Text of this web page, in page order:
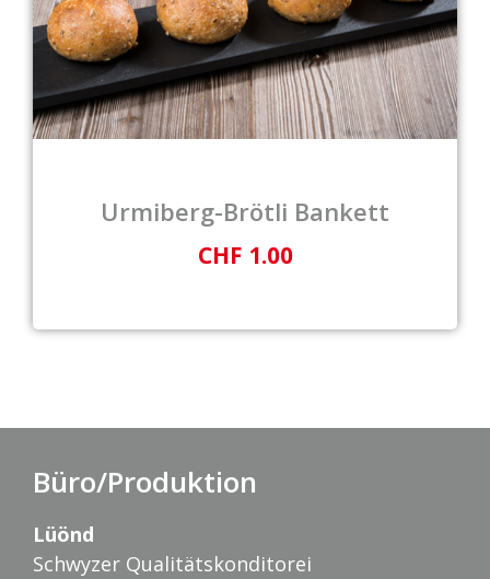
Urmiberg-Brötli Bankett
CHF 1.00
Büro/Produktion
Lüönd
Schwyzer Qualitätskonditorei